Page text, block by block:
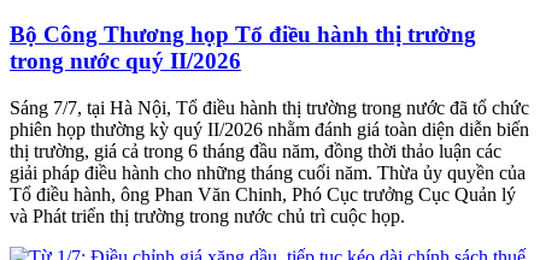
Bộ Công Thương họp Tổ điều hành thị trường
trong nước quý II/2026
Sáng 7/7, tại Hà Nội, Tổ điều hành thị trường trong nước đã tổ chức
phiên họp thường kỳ quý II/2026 nhằm đánh giá toàn diện diễn biến
thị trường, giá cả trong 6 tháng đầu năm, đồng thời thảo luận các
giải pháp điều hành cho những tháng cuối năm. Thừa ủy quyền của
Tổ điều hành, ông Phan Văn Chinh, Phó Cục trưởng Cục Quản lý
và Phát triển thị trường trong nước chủ trì cuộc họp.